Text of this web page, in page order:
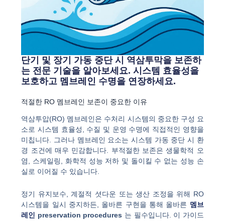
단기 및 장기 가동 중단 시 역삼투막을 보존하
는 전문 기술을 알아보세요. 시스템 효율성을
보호하고 멤브레인 수명을 연장하세요.
적절한 RO 멤브레인 보존이 중요한 이유
역삼투압(RO) 멤브레인은 수처리 시스템의 중요한 구성 요
소로 시스템 효율성, 수질 및 운영 수명에 직접적인 영향을
미칩니다. 그러나 멤브레인 요소는 시스템 가동 중단 시 환
경 조건에 매우 민감합니다. 부적절한 보존은 생물학적 오
염, 스케일링, 화학적 성능 저하 및 돌이킬 수 없는 성능 손
실로 이어질 수 있습니다.
정기 유지보수, 계절적 셧다운 또는 생산 조정을 위해 RO
시스템을 일시 중지하든, 올바른 구현을 통해 올바른 멤브
레인
preservation procedures 는 필수입니다. 이 가이드